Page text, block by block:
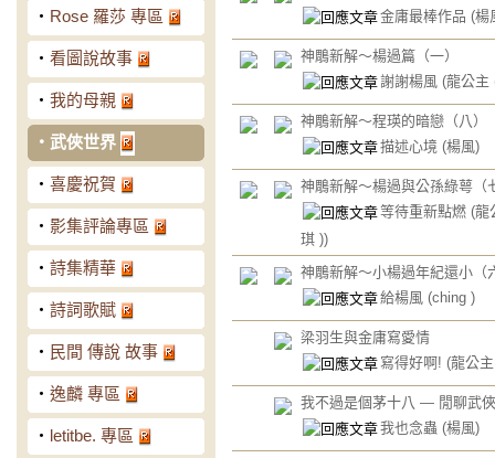
‧ Rose 羅莎 專區
‧ 看圖說故事
‧ 我的母親
‧ 武俠世界
‧ 喜慶祝賀
‧ 影集評論專區
‧ 詩集精華
‧ 詩詞歌賦
‧ 民間 傳說 故事
‧ 逸麟 專區
‧ letitbe. 專區
金庸最棒作品 (楊
神鵰新解～楊過篇（一）
謝謝楊風 (龍公主
神鵰新解～程瑛的暗戀（八）
描述心境 (楊風)
神鵰新解～楊過與公孫綠萼（
等待重新點燃 (龍
琪 ))
神鵰新解～小楊過年紀還小（
給楊風 (ching )
梁羽生與金庸寫愛情
寫得好啊! (龍公
我不過是個茅十八 — 閒聊武
我也念蟲 (楊風)